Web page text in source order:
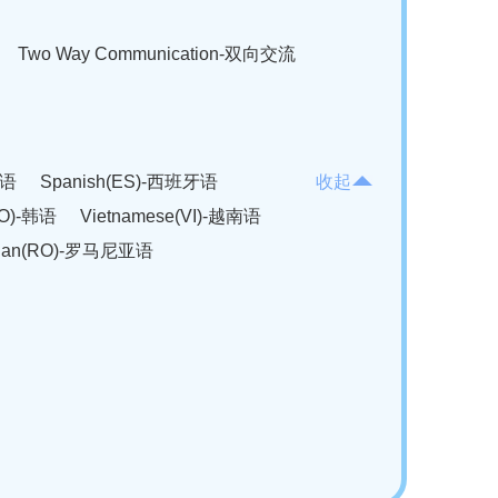
Two Way Communication-双向交流
Spanish(ES)-西班牙语
韩语
Vietnamese(VI)-越南语
罗马尼亚语
收起